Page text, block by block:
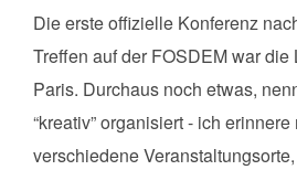
Die erste offizielle Konferenz
Treffen auf der FOSDEM war
Paris. Durchaus noch etwas,
“kreativ” organisiert - ich
verschiedene